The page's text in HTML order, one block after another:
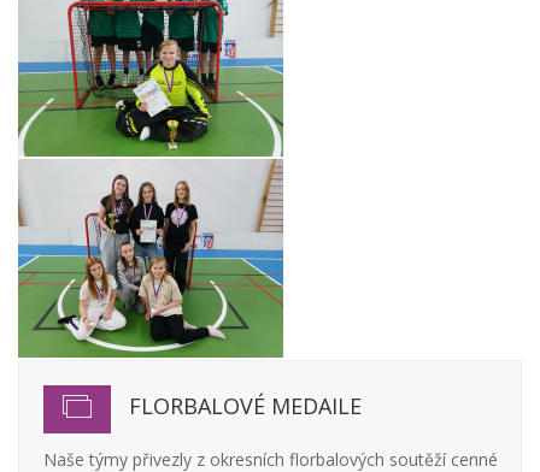
FLORBALOVÉ MEDAILE
Naše týmy přivezly z okresních florbalových soutěží cenné